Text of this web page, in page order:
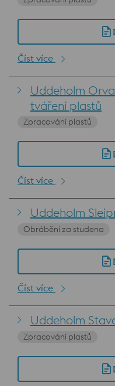
Číst více
Uddeholm
tváření plastů
Zpracování plastů
Číst více
Uddeholm
Obrábění za studena
Číst více
Uddeholm
Zpracování plastů